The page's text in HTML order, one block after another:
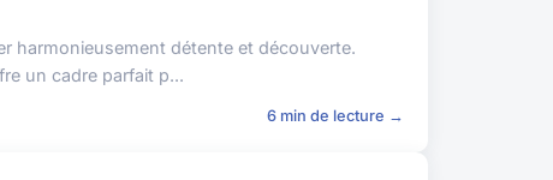
harmonieusement détente et découverte.
un cadre parfait p...
6 min de lecture →